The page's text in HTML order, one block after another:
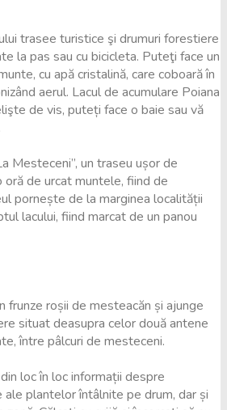
trasee turistice şi drumuri forestiere
la pas sau cu bicicleta. Puteţi face un
cu apă cristalină, care coboară în
aerul. Lacul de acumulare Poiana
de vis, puteți face o baie sau vă
Mesteceni”, un traseu ușor de
oră de urcat muntele, fiind de
pornește de la marginea localității
lacului, fiind marcat de un panou
frunze roșii de mesteacăn și ajunge
situat deasupra celor două antene
între pâlcuri de mesteceni.
loc în loc informații despre
plantelor întâlnite pe drum, dar și